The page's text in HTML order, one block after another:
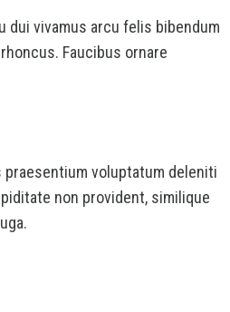
vivamus arcu felis bibendum
Faucibus ornare
voluptatum deleniti
non provident, similique